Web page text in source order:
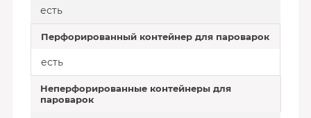
есть
Перфорированный контейнер для пароварок
есть
Неперфорированные контейнеры для
пароварок